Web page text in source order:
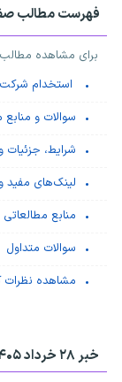
فهرست مطالب
برای مشاهده
استخدام شرکت
سوالات و منابع
شرایط، جزئیات
لینک‌های مفید
منابع
سوالات متداول
مشاهده نظرات
خبر ۲۸ خرداد ۱۴۰۵-